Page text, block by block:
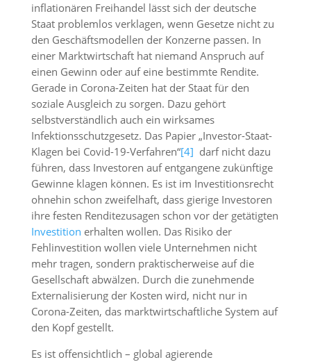
inflationären Freihandel lässt sich der deutsche
Staat problemlos verklagen, wenn Gesetze nicht zu
den Geschäftsmodellen der Konzerne passen. In
einer Marktwirtschaft hat niemand Anspruch auf
einen Gewinn oder auf eine bestimmte Rendite.
Gerade in Corona-Zeiten hat der Staat für den
soziale Ausgleich zu sorgen. Dazu gehört
selbstverständlich auch ein wirksames
Infektionsschutzgesetz. Das Papier „Investor-Staat-
Klagen bei Covid-19-Verfahren“[4] darf nicht dazu
führen, dass Investoren auf entgangene zukünftige
Gewinne klagen können. Es ist im Investitionsrecht
ohnehin schon zweifelhaft, dass gierige Investoren
ihre festen Renditezusagen schon vor der getätigten
Investition erhalten wollen. Das Risiko der
Fehlinvestition wollen viele Unternehmen nicht
mehr tragen, sondern praktischerweise auf die
Gesellschaft abwälzen. Durch die zunehmende
Externalisierung der Kosten wird, nicht nur in
Corona-Zeiten, das marktwirtschaftliche System auf
den Kopf gestellt.
Es ist offensichtlich – global agierende